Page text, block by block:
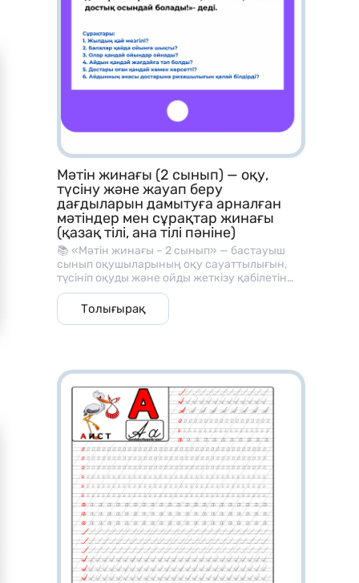
тапсырмалары
– Рим цифрларын үйрену карточкалары
– Периметр табу тапсырмалары
– Теңдеулерді шешу жаттығулары
– Көбейту кестесі материалдары
– Қосу, азайту аралас есептер
– Геометриялық фигуралармен жұмыс
– Уақытты анықтау тапсырмалары
Қалай қолданамыз?
– Топтық / жұптық жұмысқа
– Жеке карточка ретінде
– Қайталау сабақтарында
– БЖБ / ТЖБ дайынм алдында дайындыққа
– Үй тапсырмасы ретінде
– Ойын форматында оқытуға
Мәтін жинағы (2 сынып) — оқу,
түсіну және жауап беру
дағдыларын дамытуға арналған
мәтіндер мен сұрақтар жинағы
(қазақ тілі, ана тілі пәніне)
📚 «Мәтін жинағы – 2 сынып» — бастауыш
сынып оқушыларының оқу сауаттылығын,
түсініп оқуды және ойды жеткізу қабілетін
дамытуға арналған әдістемелік материал.
Бұл жинақ әр мәтіннен кейін берілген
түсінуге арналған сұрақтармен, оқу және
Толығырақ